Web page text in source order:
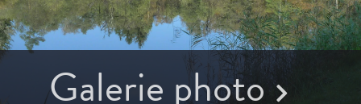
Galerie photo